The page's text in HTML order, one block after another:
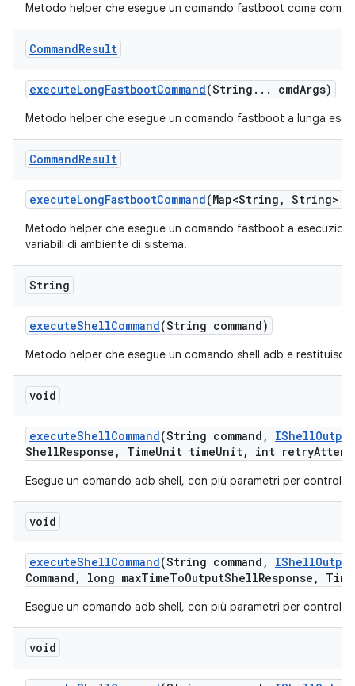
Metodo helper che esegue un comando fastboot come
CommandResult
executeLongFastbootCommand(String . . . cmdArgs)
Metodo helper che esegue un comando fastboot a lunga
CommandResult
executeLongFastbootCommand(Map<String , String>
Metodo helper che esegue un comando fastboot a
variabili di ambiente di sistema.
String
executeShellCommand(String command)
Metodo helper che esegue un comando shell adb e
void
executeShellCommand(String command , IShellOutput
ShellResponse , TimeUnit timeUnit, int retry
Esegue un comando adb shell, con più parametri per
void
executeShellCommand(String command , IShellOutput
Command , long maxTimeToOutputShellResponse , Time
Esegue un comando adb shell, con più parametri per
void